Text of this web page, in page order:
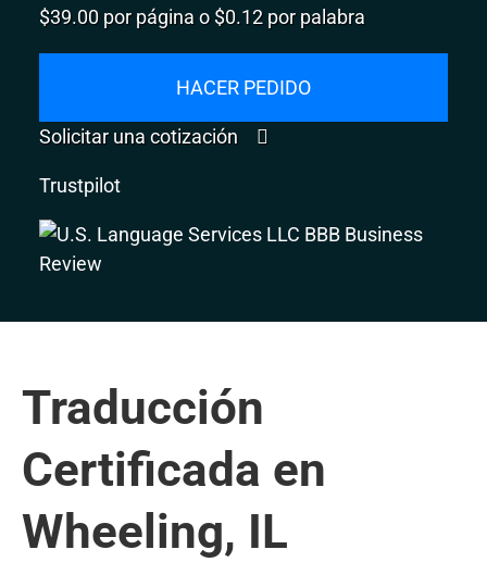
$39.00 por página o $0.12 por palabra
HACER PEDIDO
Solicitar una cotización
Trustpilot
Traducción
Certificada en
Wheeling, IL